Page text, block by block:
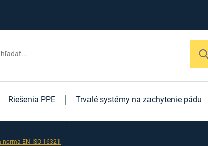
Riešenia PPE Trvalé systémy na zachytenie pádu
EN ISO 16321